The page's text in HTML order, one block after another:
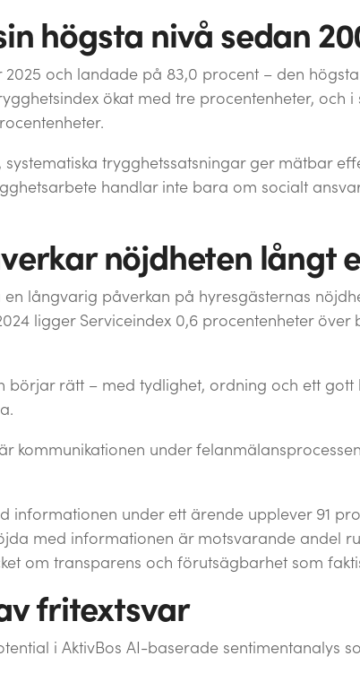
högsta nivå sedan
och landade på 83,0 procent – den
ökat med tre procentenheter, och
trygghetssatsningar ger mätbar
handlar inte bara om socialt
nöjdheten långt
långvarig påverkan på hyresgästernas
ligger Serviceindex 0,6 procentenheter över
börjar rätt – med tydlighet, ordning och ett
kommunikationen under
informationen under ett ärende upplever 91
med informationen är motsvarande andel
om transparens och förutsägbarhet som
fritextsvar
i AktivBos AI-baserade sentimentanalys